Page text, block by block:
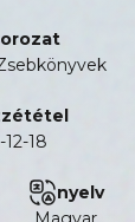
18
nyelv